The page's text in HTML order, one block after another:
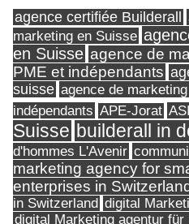
agence certifiée Builderall
marketing en Suisse
en Suisse agence de
PME et indépendants
suisse agence de
indépendants APE-Jorat
Suisse builderall in
d'hommes L'Avenir
marketing agency for
enterprises in Switzerland
in Switzerland digital
digital Marketing agentur für